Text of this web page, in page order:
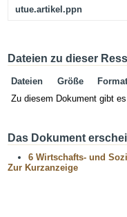
utue.artikel.ppn
Dateien zu dieser
Dateien Größe
Format
Zu diesem Dokument gibt
Das Dokument
6 Wirtschafts- und
Zur Kurzanzeige